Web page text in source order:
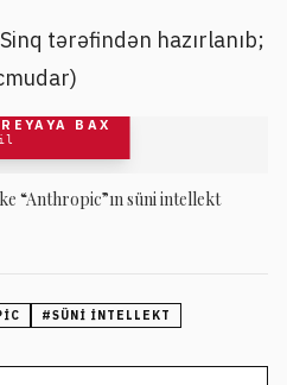
tərəfindən hazırlanıb;
BAX
“Anthropic”ın süni intellekt
#SÜNI INTELLEKT